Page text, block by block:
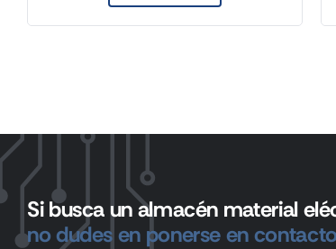
Si busca un almacén material
no dudes en ponerse en